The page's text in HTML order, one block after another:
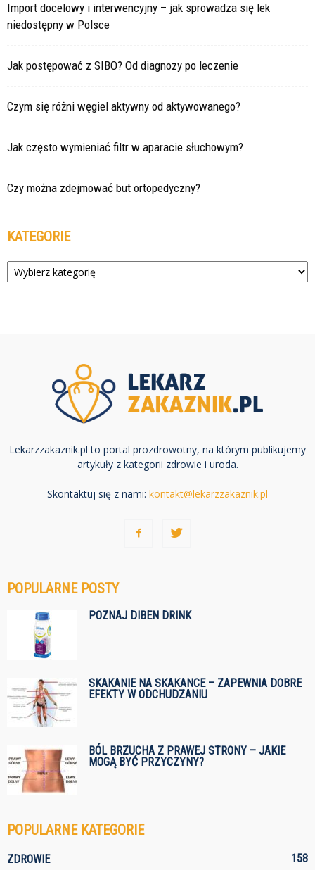
Import docelowy i interwencyjny – jak sprowadza się lek
niedostępny w Polsce
Jak postępować z SIBO? Od diagnozy po leczenie
Czym się różni węgiel aktywny od aktywowanego?
Jak często wymieniać filtr w aparacie słuchowym?
Czy można zdejmować but ortopedyczny?
KATEGORIE
Kategorie
Lekarzzakaznik.pl to portal prozdrowotny, na którym publikujemy
artykuły z kategorii zdrowie i uroda.
Skontaktuj się z nami: kontakt@lekarzzakaznik.pl
POPULARNE POSTY
POZNAJ DIBEN DRINK
SKAKANIE NA SKAKANCE – ZAPEWNIA DOBRE
EFEKTY W ODCHUDZANIU
BÓL BRZUCHA Z PRAWEJ STRONY – JAKIE
MOGĄ BYĆ PRZYCZYNY?
POPULARNE KATEGORIE
ZDROWIE 158